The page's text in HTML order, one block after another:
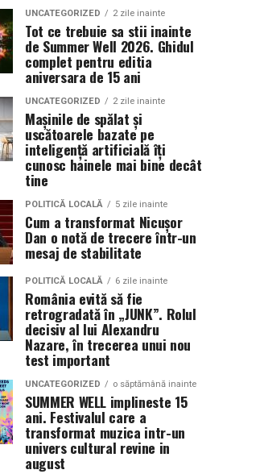
UNCATEGORIZED 2 zile inainte
Tot ce trebuie sa stii inainte
de Summer Well 2026. Ghidul
complet pentru editia
aniversara de 15 ani
UNCATEGORIZED 2 zile inainte
Mașinile de spălat și
uscătoarele bazate pe
inteligență artificială îți
cunosc hainele mai bine decât
tine
POLITICĂ LOCALĂ 5 zile inainte
Cum a transformat Nicușor
Dan o notă de trecere într-un
mesaj de stabilitate
POLITICĂ LOCALĂ 6 zile inainte
România evită să fie
retrogradată în „JUNK”. Rolul
decisiv al lui Alexandru
Nazare, în trecerea unui nou
test important
UNCATEGORIZED o săptămână inainte
SUMMER WELL implineste 15
ani. Festivalul care a
transformat muzica intr-un
univers cultural revine in
august